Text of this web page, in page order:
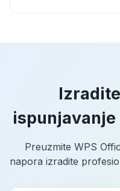
ispunjavanje
Preuzmite WPS
napora izradite